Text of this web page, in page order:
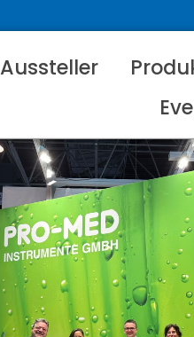
Aussteller